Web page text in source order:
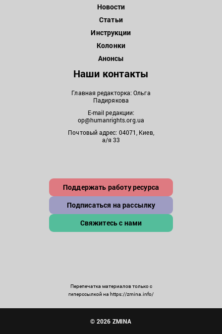
Новости
Статьи
Инструкции
Колонки
Анонсы
Наши контакты
Главная редакторка: Ольга
Падирякова
E-mail редакции:
op@humanrights.org.ua
Почтовый адрес: 04071, Киев,
а/я 33
Поддержать работу ресурса
Подписаться на рассылку
Свяжитесь с нами
Перепечатка материалов только с
гиперссылкой на https://zmina.info/
© 2026 ZMINA